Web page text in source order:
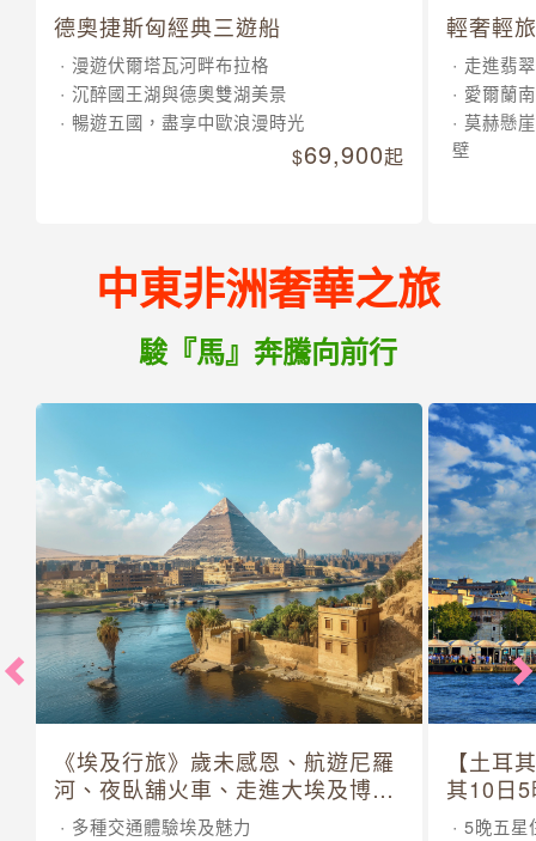
德奧捷斯匈經典三遊船
漫遊伏爾塔瓦河畔布拉格
沉醉國王湖與德奧雙湖美景
暢遊五國，盡享中歐浪漫時光
69,900起
輕奢輕
走進翡
愛爾蘭
莫赫懸
壁
中東非洲奢華之旅
駿『馬』奔騰向前行
《埃及行旅》歲未感恩、航遊尼羅
河、夜臥舖火車、走進大埃及博物
館 10 日
多種交通體驗埃及魅力
【土耳
其10日
5晚五星